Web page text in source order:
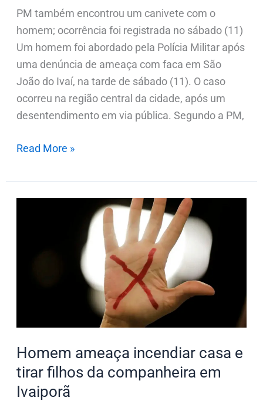
PM também encontrou um canivete com o
homem; ocorrência foi registrada no sábado (11)
Um homem foi abordado pela Polícia Militar após
uma denúncia de ameaça com faca em São
João do Ivaí, na tarde de sábado (11). O caso
ocorreu na região central da cidade, após um
desentendimento em via pública. Segundo a PM,
Read More »
Homem ameaça incendiar casa e
tirar filhos da companheira em
Ivaiporã
da
em
Ivaiporã